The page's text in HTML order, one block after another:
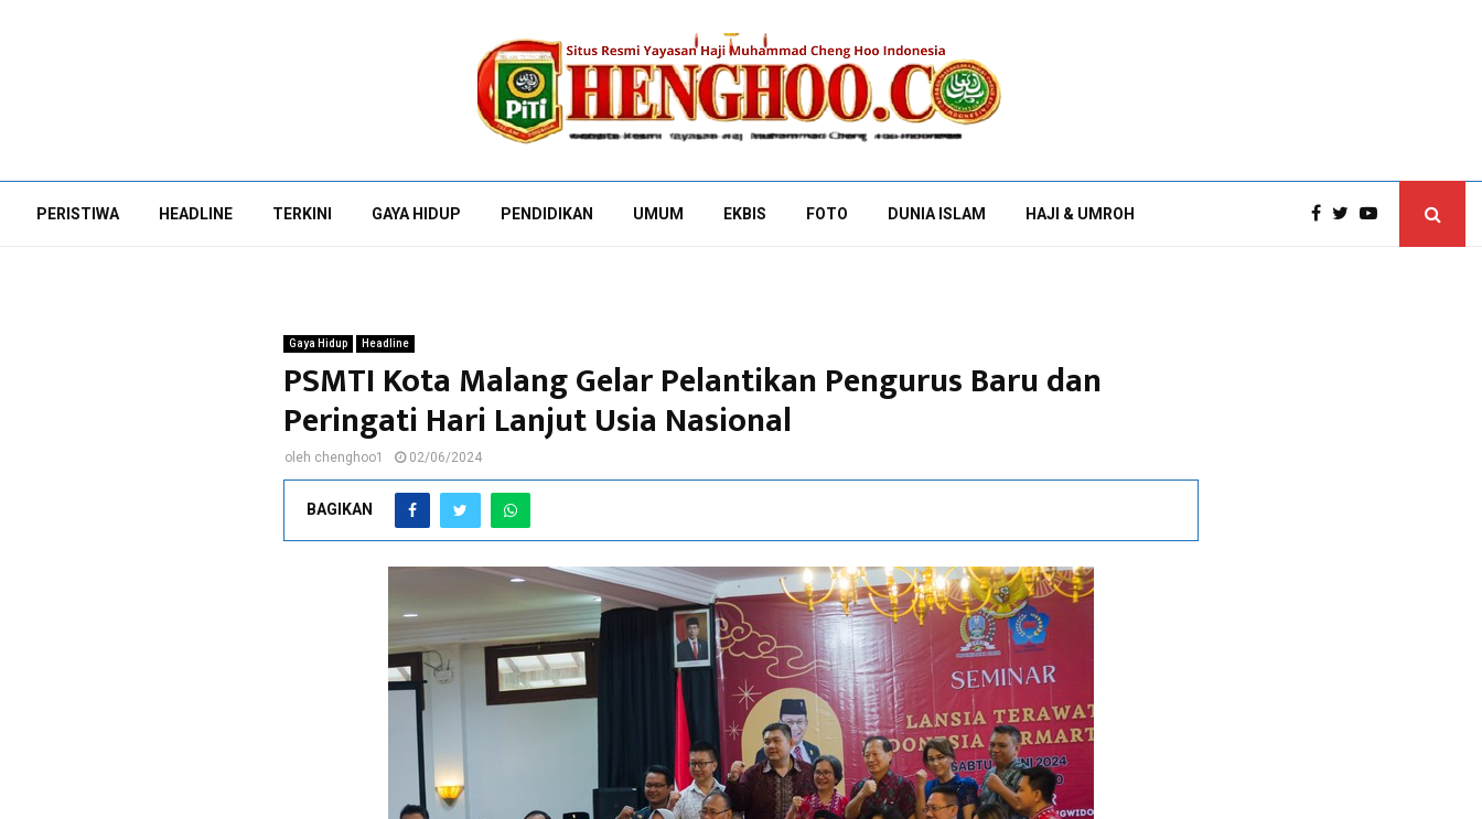
PERISTIWA HEADLINE TERKINI GAYA HIDUP PENDIDIKAN UMUM EKBIS FOTO DUNIA ISLAM HAJI & UMROH
Gaya Hidup Headline
PSMTI Kota Malang Gelar Pelantikan Pengurus Baru dan
Peringati Hari Lanjut Usia Nasional
oleh chenghoo1 02/06/2024
BAGIKAN